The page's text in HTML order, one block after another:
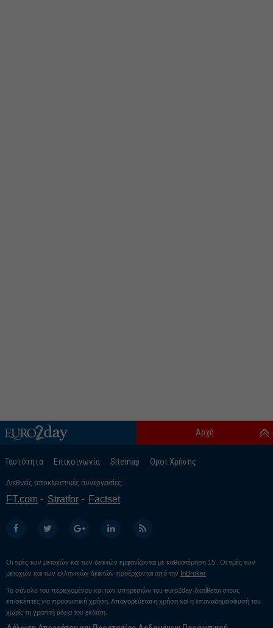
Ταυτότητα Επικοινωνία Sitemap Οροι Χρήσης
Αρχή
Διεθνείς αποκλειστικές συνεργασίες:
FT.com Stratfor Factset
Οι τιμές των μετοχών και των δεικτών εμφανίζονται με καθυστέρηση 15’. Οι τιμές των
μετοχών και των ελληνικών δεικτών προέρχονται από την InBroker
Το σύνολο του περιεχομένου και των υπηρεσιών του euro2day διατίθεται στους
επισκέπτες για προσωπική χρήση. Απαγορεύεται η χρήση και η επαναδημοσίευσή του
χωρίς τη γραπτή άδεια του εκδότη.